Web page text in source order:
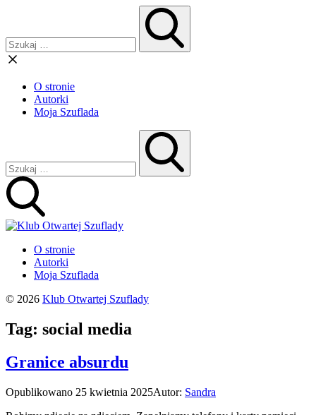
O stronie
Autorki
Moja Szuflada
O stronie
Autorki
Moja Szuflada
© 2026 Klub Otwartej Szuflady
Tag: social media
Granice absurdu
Opublikowano 25 kwietnia 2025Autor: Sandra